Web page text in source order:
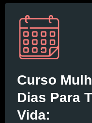
Curso
Dias Para
Vida: